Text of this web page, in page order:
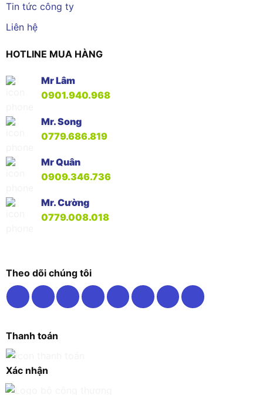
Tin tức công ty
Liên hệ
HOTLINE MUA HÀNG
Mr Lâm
0901.940.968
Mr. Song
0779.686.819
Mr Quân
0909.346.736
Mr. Cường
0779.008.018
Theo dõi chúng tôi
Thanh toán
Xác nhận